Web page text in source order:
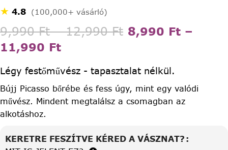
★ 4.8 (100,000+ vásárló)
9,990Ft – 12,990Ft 8,990 Ft –
11,990 Ft
Légy festőművész - tapasztalat nélkül.
Bújj Picasso bőrébe és fess úgy, mint egy valódi
művész. Mindent megtalálsz a csomagban az
alkotáshoz.
KERETRE FESZÍTVE KÉRED A VÁSZNAT?